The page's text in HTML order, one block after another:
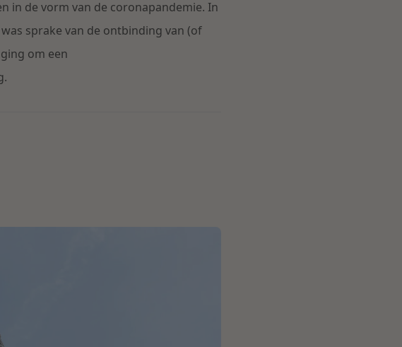
in de vorm van de coronapandemie. In
sprake van de ontbinding van (of
om een